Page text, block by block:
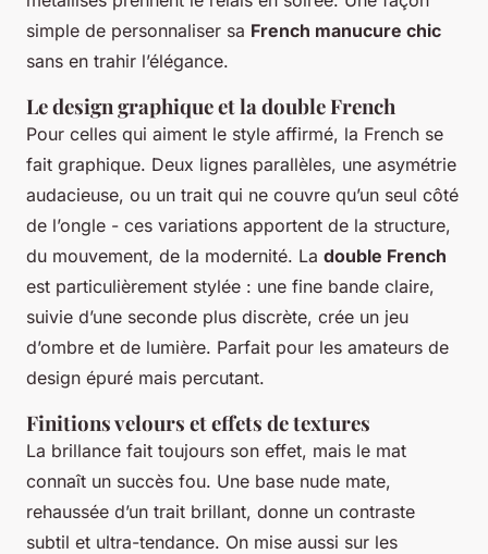
simple de personnaliser sa French manucure chic
sans en trahir l’élégance.
Le design graphique et la double French
Pour celles qui aiment le style affirmé, la French se
fait graphique. Deux lignes parallèles, une asymétrie
audacieuse, ou un trait qui ne couvre qu’un seul côté
de l’ongle - ces variations apportent de la structure,
du mouvement, de la modernité. La double French
est particulièrement stylée : une fine bande claire,
suivie d’une seconde plus discrète, crée un jeu
d’ombre et de lumière. Parfait pour les amateurs de
design épuré mais percutant.
Finitions velours et effets de textures
La brillance fait toujours son effet, mais le mat
connaît un succès fou. Une base nude mate,
rehaussée d’un trait brillant, donne un contraste
subtil et ultra-tendance. On mise aussi sur les